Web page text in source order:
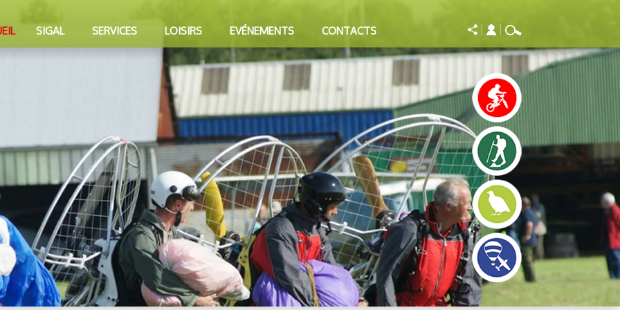
SIGAL SERVICES LOISIRS EVÉNEMENTS CONTACTS